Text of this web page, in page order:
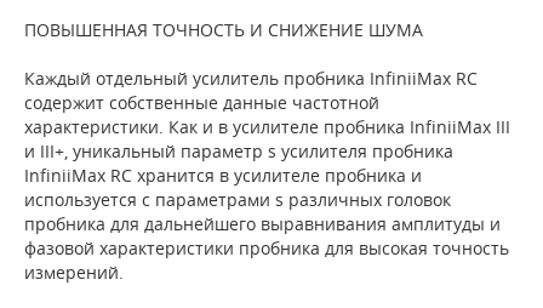
ПОВЫШЕННАЯ ТОЧНОСТЬ И СНИЖЕНИЕ ШУМА
Каждый отдельный усилитель пробника InfiniiMax RC
содержит собственные данные частотной
характеристики. Как и в усилителе пробника InfiniiMax III
и III+, уникальный параметр s усилителя пробника
InfiniiMax RC хранится в усилителе пробника и
используется с параметрами s различных головок
пробника для дальнейшего выравнивания амплитуды и
фазовой характеристики пробника для высокая точность
измерений.